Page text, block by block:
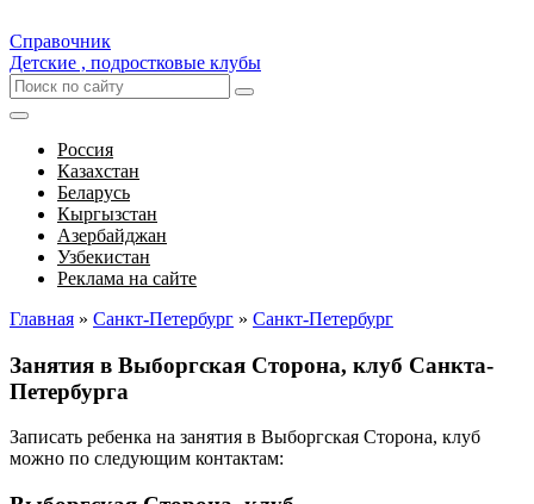
Справочник
Детские , подростковые клубы
Россия
Казахстан
Беларусь
Кыргызстан
Азербайджан
Узбекистан
Реклама на сайте
Главная » Санкт-Петербург » Санкт-Петербург
Занятия в Выборгская Сторона, клуб Санкта-
Петербурга
Записать ребенка на занятия в Выборгская Сторона, клуб
можно по следующим контактам: